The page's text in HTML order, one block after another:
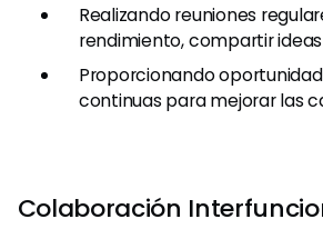
Realizando reuniones
rendimiento, compartir
Proporcionando
continuas para mejorar las
Colaboración